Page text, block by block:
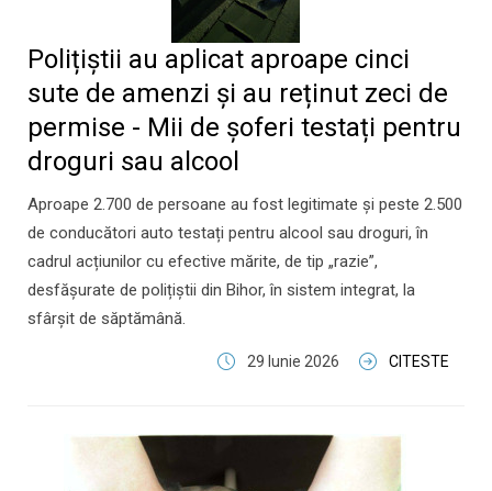
Polițiștii au aplicat aproape cinci
sute de amenzi și au reținut zeci de
permise - Mii de șoferi testați pentru
droguri sau alcool
Aproape 2.700 de persoane au fost legitimate și peste 2.500
de conducători auto testați pentru alcool sau droguri, în
cadrul acțiunilor cu efective mărite, de tip „razie”,
desfășurate de polițiștii din Bihor, în sistem integrat, la
sfârșit de săptămână.
29 Iunie 2026 CITESTE